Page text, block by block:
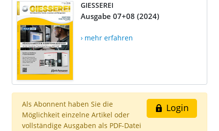
GIESSEREI
Ausgabe 07+08 (2024)
› mehr erfahren
Login
Als Abonnent haben Sie die
Möglichkeit einzelne Artikel oder
vollständige Ausgaben als PDF-Datei